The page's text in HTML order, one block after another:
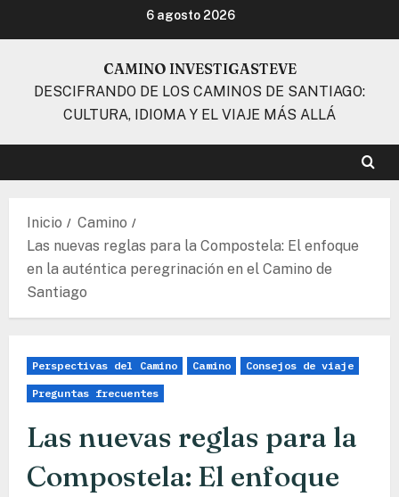
6 agosto 2026
CAMINO INVESTIGASTEVE
DESCIFRANDO DE LOS CAMINOS DE SANTIAGO:
CULTURA, IDIOMA Y EL VIAJE MÁS ALLÁ
Inicio
Camino
Las nuevas reglas para la Compostela: El enfoque
en la auténtica peregrinación en el Camino de
Santiago
Perspectivas del Camino Camino Consejos de viaje
Preguntas frecuentes
Las nuevas reglas para la
Compostela: El enfoque